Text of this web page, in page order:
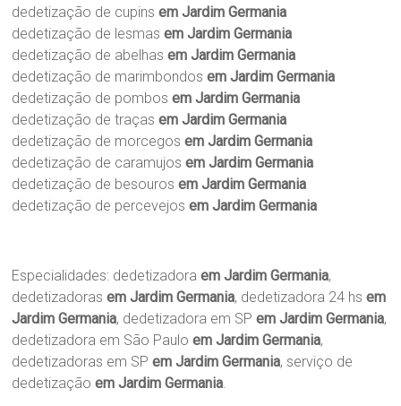
dedetização de cupins em Jardim Germania
dedetização de lesmas em Jardim Germania
dedetização de abelhas em Jardim Germania
dedetização de marimbondos em Jardim Germania
dedetização de pombos em Jardim Germania
dedetização de traças em Jardim Germania
dedetização de morcegos em Jardim Germania
dedetização de caramujos em Jardim Germania
dedetização de besouros em Jardim Germania
dedetização de percevejos em Jardim Germania
Especialidades: dedetizadora em Jardim Germania,
dedetizadoras em Jardim Germania, dedetizadora 24 hs em
Jardim Germania, dedetizadora em SP em Jardim Germania,
dedetizadora em São Paulo em Jardim Germania,
dedetizadoras em SP em Jardim Germania, serviço de
dedetização em Jardim Germania